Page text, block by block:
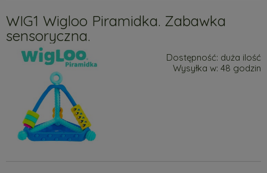
WIG1 Wigloo Piramidka. Zabawka
sensoryczna.
Dostępność: duża ilość
Wysyłka w: 48 godzin